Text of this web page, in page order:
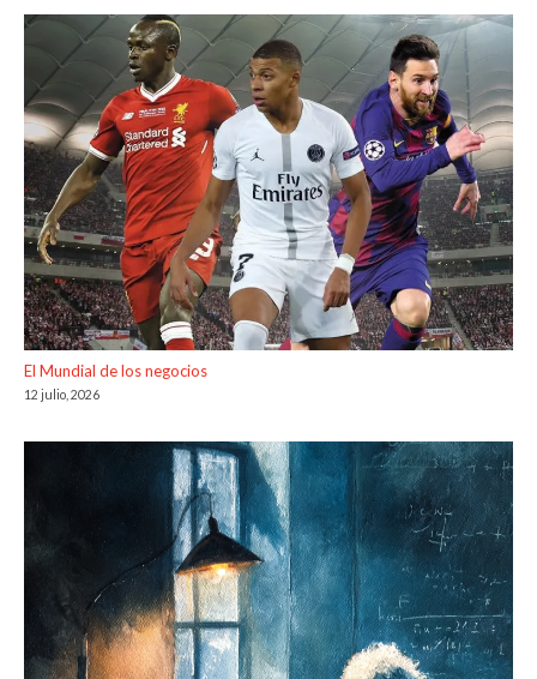
El Mundial de los negocios
12 julio, 2026